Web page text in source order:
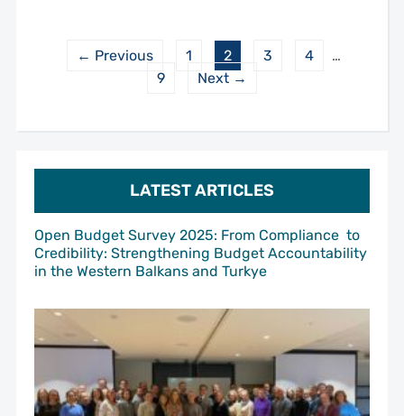
LATEST ARTICLES
Open Budget Survey 2025: From Compliance to
Credibility: Strengthening Budget Accountability
in the Western Balkans and Turkye
← Previous 1 2 3 4
…
9
Next →